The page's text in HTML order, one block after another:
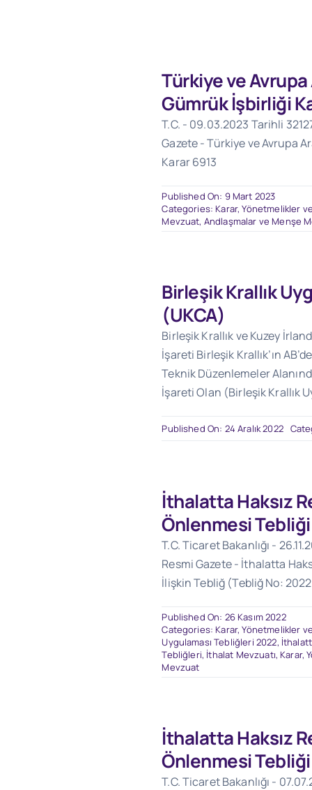
Türkiye ve Avrupa
Gümrük İşbirliği
T.C. - 09.03.2023 Tarihli
Gazete - Türkiye ve Avrupa
Karar 6913
Published On: 9 Mart 2023
Categories: Karar, Yönetmelikler
Mevzuat, Andlaşmalar ve Menşe
Birleşik Krallık
(UKCA)
Birleşik Krallık ve Kuzey
İşareti Birleşik Krallık’ın
Teknik Düzenlemeler
İşareti Olan (Birleşik Krallık
Published On: 24 Aralık 2022
İthalatta Haksız
Önlenmesi
T.C. Ticaret Bakanlığı -
Resmi Gazete - İthalatta
İlişkin Tebliğ (Tebliğ No:
Published On: 26 Kasım 2022
Categories: Karar, Yönetmelikler
Uygulaması Tebliğleri 2022,
Tebliğleri, İthalat Mevzuatı, Karar,
Mevzuat
İthalatta Haksız
Önlenmesi
T.C. Ticaret Bakanlığı -